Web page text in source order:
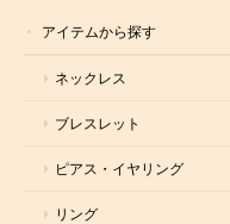
アイテムから探す
ネックレス
ブレスレット
ピアス・イヤリング
リング